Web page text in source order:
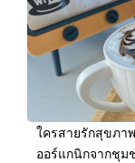
ใครสายรักสุขภา
ออร์แกนิกจากชุ